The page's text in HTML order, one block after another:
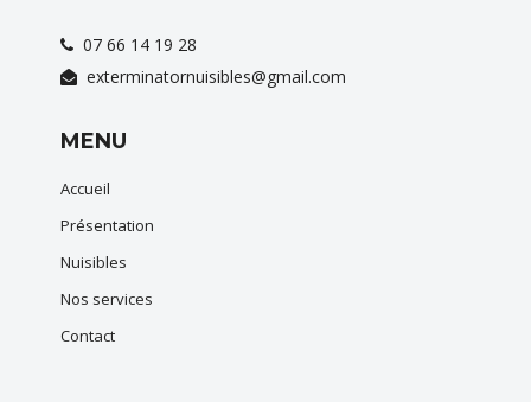
07 66 14 19 28
exterminatornuisibles@gmail.com
MENU
Accueil
Présentation
Nuisibles
Nos services
Contact